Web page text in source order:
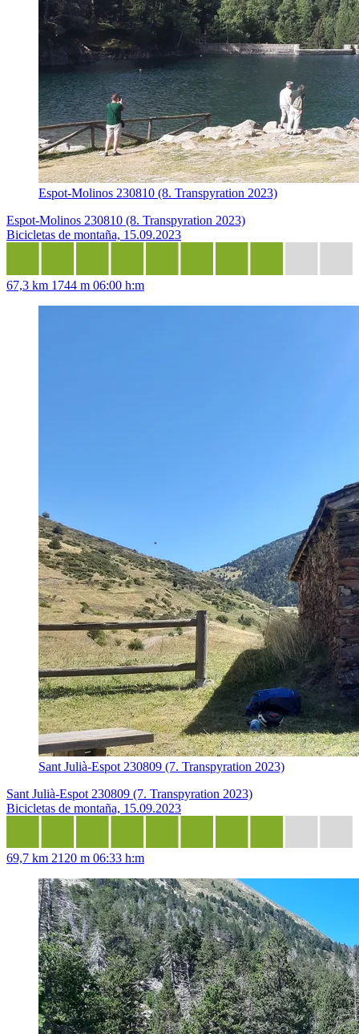
Espot-Molinos 230810 (8. Transpyration 2023)
Espot-Molinos 230810 (8. Transpyration 2023)
Bicicletas de montaña, 15.09.2023
67,3 km 1744 m 06:00 h:m
Sant Julià-Espot 230809 (7. Transpyration 2023)
Sant Julià-Espot 230809 (7. Transpyration 2023)
Bicicletas de montaña, 15.09.2023
69,7 km 2120 m 06:33 h:m